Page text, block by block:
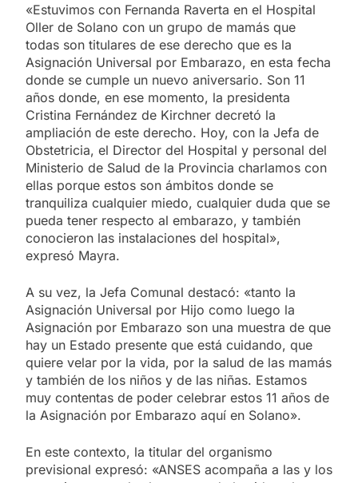
«Estuvimos con Fernanda Raverta en el Hospital
Oller de Solano con un grupo de mamás que
todas son titulares de ese derecho que es la
Asignación Universal por Embarazo, en esta fecha
donde se cumple un nuevo aniversario. Son 11
años donde, en ese momento, la presidenta
Cristina Fernández de Kirchner decretó la
ampliación de este derecho. Hoy, con la Jefa de
Obstetricia, el Director del Hospital y personal del
Ministerio de Salud de la Provincia charlamos con
ellas porque estos son ámbitos donde se
tranquiliza cualquier miedo, cualquier duda que se
pueda tener respecto al embarazo, y también
conocieron las instalaciones del hospital»,
expresó Mayra.
A su vez, la Jefa Comunal destacó: «tanto la
Asignación Universal por Hijo como luego la
Asignación por Embarazo son una muestra de que
hay un Estado presente que está cuidando, que
quiere velar por la vida, por la salud de las mamás
y también de los niños y de las niñas. Estamos
muy contentas de poder celebrar estos 11 años de
la Asignación por Embarazo aquí en Solano».
En este contexto, la titular del organismo
previsional expresó: «ANSES acompaña a las y los